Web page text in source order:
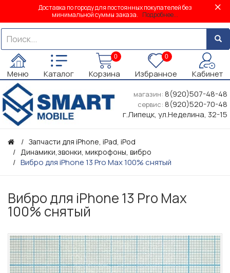
Доставка по городу для постоянных покупателей без
минимальной суммы заказа. Подробнее...
Меню Каталог
0
Корзина
0
Избранное Кабинет
магазин: 8(920)507-48-48
сервис: 8(920)520-70-48
г.Липецк, ул.Неделина, 32-15
Запчасти для iPhone, iPad, iPod
Динамики,звонки, микрофоны, вибро
Вибро для iPhone 13 Pro Max 100% снятый
Вибро для iPhone 13 Pro Max
100% снятый